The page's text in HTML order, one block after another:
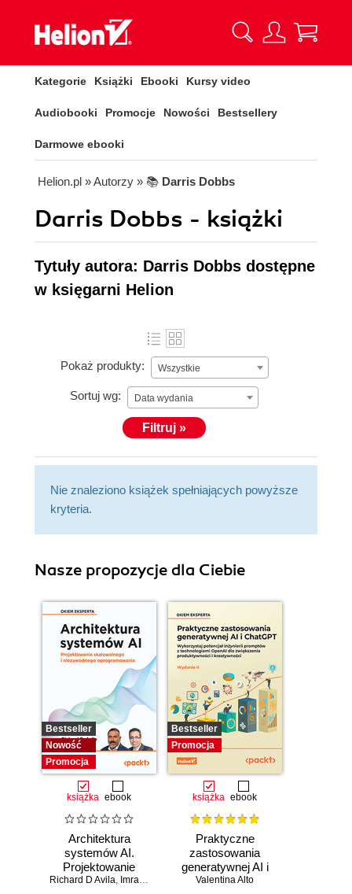
Kategorie Książki Ebooki Kursy video
Audiobooki Promocje Nowości Bestsellery
Darmowe ebooki
Helion.pl » Autorzy » 📚 Darris Dobbs
Darris Dobbs - książki
Tytuły autora: Darris Dobbs dostępne
w księgarni Helion
Pokaż produkty: Wszystkie
Sortuj wg: Data wydania
Filtruj »
Nie znaleziono książek spełniających powyższe
kryteria.
Nasze propozycje dla Ciebie
Bestseller
Nowość
Promocja
książka ebook
Architektura
systemów AI.
Projektowanie
skalowalnego i
Richard D Avila, Imran Ahmad
Bestseller
Promocja
książka ebook
Praktyczne
zastosowania
generatywnej AI i
ChatGPT.
Valentina Alto